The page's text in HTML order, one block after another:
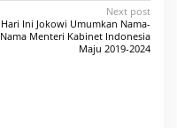
Next post
Hari Ini Jokowi Umumkan Nama-
Nama Menteri Kabinet Indonesia
Maju 2019-2024